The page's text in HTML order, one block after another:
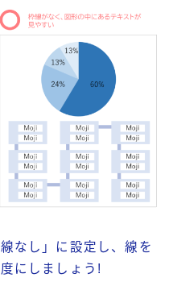
なし」に設定し、線を
にしましょう!